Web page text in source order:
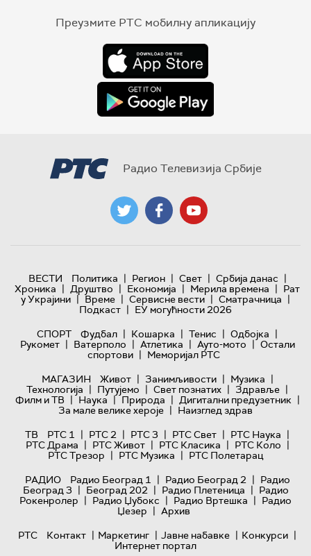
Преузмите РТС мобилну апликацију
Радио Телевизија Србије
ВЕСТИ Политика | Регион | Свет | Србија данас |
Хроника | Друштво | Економија | Мерила времена | Рат
у Украјини | Време | Сервисне вести | Сматрачница |
Подкаст | ЕУ могућности 2026
СПОРТ
Фудбал | Кошарка | Тенис | Одбојка |
Рукомет | Ватерполо | Атлетика | Ауто-мото | Остали
спортови | Меморијал РТС
МАГАЗИН
Живот | Занимљивости | Музика |
Технологијa | Путујемо | Свет познатих | Здравље |
Филм и ТВ | Наука | Природа | Дигитални предузетник |
За мале велике хероје | Наизглед здрав
ТВ
РТС 1 | РТС 2 | РТС 3 | РТС Свет | РТС Наука |
РТС Драма | РТС Живот | РТС Класика | РТС Коло |
РТС Трезор | РТС Музика | РТС Полетарац
РАДИО
Радио Београд 1 | Радио Београд 2 | Радио
Београд 3 | Београд 202 | Радио Плетеница | Радио
Рокенролер | Радио Џубокс | Радио Вртешка | Радио
Џезер | Архив
РТС
Контакт | Маркетинг | Јавне набавке | Конкурси |
Интернет портал